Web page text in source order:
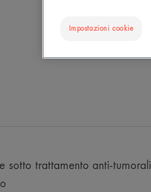
sotto trattamento anti-tumorali
Impostazioni cookie